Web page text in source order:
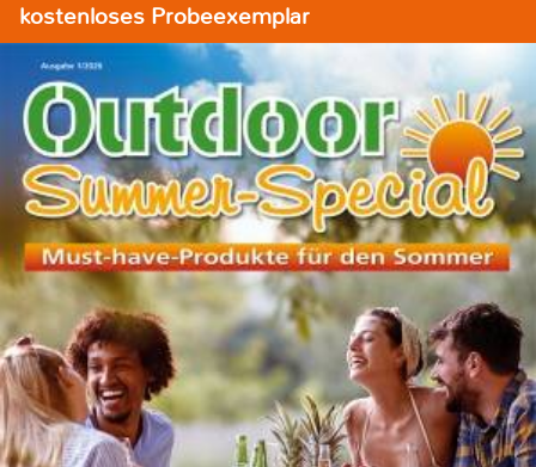
kostenloses Probeexemplar